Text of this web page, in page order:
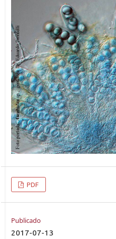
PDF
Publicado
2017-07-13